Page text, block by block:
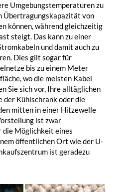
Umgebungstemperaturen zu
Übertragungskapazität von
können, während gleichzeitig
steigt. Das kann zu einer
und damit auch zu
Dies gilt sogar für
bis zu einem Meter
wo die meisten Kabel
Sie sich vor, Ihre alltäglichen
der Kühlschrank oder die
mitten in einer Hitzewelle
ist zwar
die Möglichkeit eines
öffentlichen Ort wie der U-
ist geradezu